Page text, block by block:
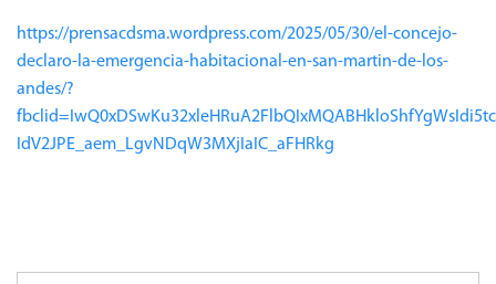
https://prensacdsma.wordpress.com/2025/05/30/el-concejo-
declaro-la-emergencia-habitacional-en-san-martin-de-los-
andes/?
IdV2JPE_aem_LgvNDqW3MXjIaIC_aFHRkg